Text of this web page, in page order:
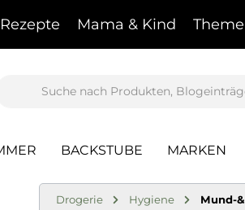
Rezepte Mama & Kind
BACKSTUBE MARKEN
Drogerie Hygiene Mund-